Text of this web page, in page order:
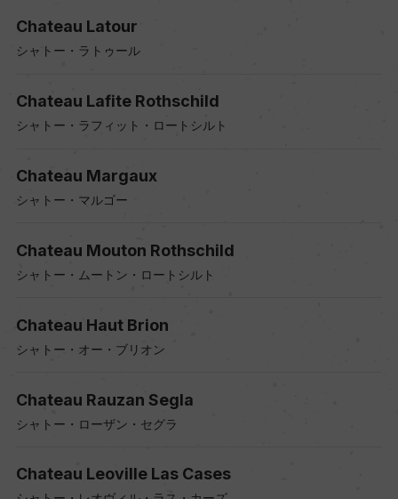
Chateau Latour
シャトー・ラトゥール
Chateau Lafite Rothschild
シャトー・ラフィット・ロートシルト
Chateau Margaux
シャトー・マルゴー
Chateau Mouton Rothschild
シャトー・ムートン・ロートシルト
Chateau Haut Brion
シャトー・オー・ブリオン
Chateau Rauzan Segla
シャトー・ローザン・セグラ
Chateau Leoville Las Cases